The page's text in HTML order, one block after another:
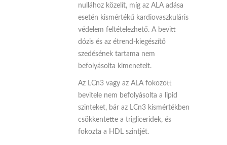
nullához közelít, míg az ALA adása
esetén kismértékű kardiovaszkuláris
védelem feltételezhető. A bevitt
dózis és az étrend-kiegészítő
szedésének tartama nem
befolyásolta kimenetelt.
Az LCn3 vagy az ALA fokozott
bevitele nem befolyásolta a lipid
szinteket, bár az LCn3 kismértékben
csökkentette a trigliceridek, és
fokozta a HDL szintjét.